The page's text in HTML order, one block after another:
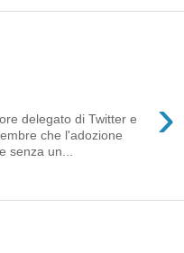
›
delegato di Twitter e
che l'adozione
senza un...